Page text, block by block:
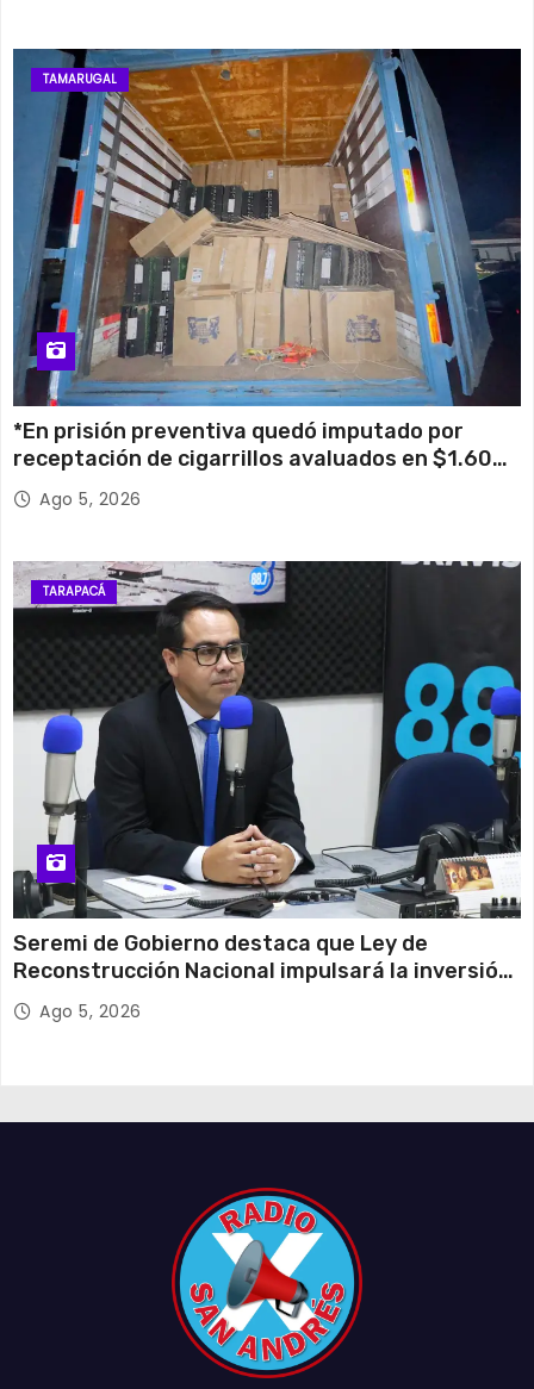
TAMARUGAL
*En prisión preventiva quedó imputado por
receptación de cigarrillos avaluados en $1.600
millones*
Ago 5, 2026
TARAPACÁ
Seremi de Gobierno destaca que Ley de
Reconstrucción Nacional impulsará la inversión
y el empleo en Tarapacá
Ago 5, 2026